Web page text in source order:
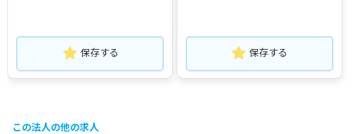
保存する 保存する
この法人の他の求人